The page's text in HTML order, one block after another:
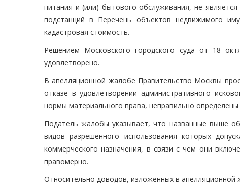
питания и (или) бытового обслуживания, не
подстанций в Перечень объектов недвижимого
кадастровая стоимость.
Решением Московского городского суда от 18
удовлетворено.
В апелляционной жалобе Правительство Москвы
отказе в удовлетворении административного
нормы материального права, неправильно
Податель жалобы указывает, что названные выше
видов разрешенного использования которых
коммерческого назначения, в связи с чем они
правомерно.
Относительно доводов, изложенных в